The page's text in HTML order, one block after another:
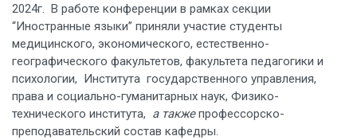
2024г. В работе конференции в рамках секции
“Иностранные языки” приняли участие студенты
медицинского, экономического, естественно-
географического факультетов, факультета педагогики и
психологии, Института государственного управления,
права и социально-гуманитарных наук, Физико-
технического института, а такжепрофессорско-
преподавательский состав кафедры.